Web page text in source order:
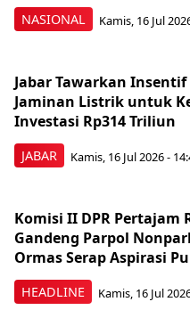
NASIONAL Kamis, 16 Jul
JABAR
Jabar Tawarkan
Jaminan Listrik untuk
Investasi Rp314 Triliun
Kamis, 16 Jul 2026 -
HEADLINE
Komisi II DPR Pertajam
Gandeng Parpol
Ormas Serap Aspirasi
Kamis, 16 Jul